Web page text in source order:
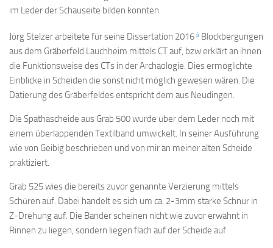
im Leder der Schauseite bilden konnten.
Jörg Stelzer arbeitete für seine Dissertation 2016 4 Blockbergungen
aus dem Gräberfeld Lauchheim mittels CT auf, bzw erklärt an ihnen
die Funktionsweise des CTs in der Archäologie. Dies ermöglichte
Einblicke in Scheiden die sonst nicht möglich gewesen wären. Die
Datierung des Gräberfeldes entspricht dem aus Neudingen.
Die Spathascheide aus Grab 500 wurde über dem Leder noch mit
einem überlappenden Textilband umwickelt. In seiner Ausführung
wie von Geibig beschrieben und von mir an meiner alten Scheide
praktiziert.
Grab 525 wies die bereits zuvor genannte Verzierung mittels
Schüren auf. Dabei handelt es sich um ca. 2-3mm starke Schnur in
Z-Drehung auf. Die Bänder scheinen nicht wie zuvor erwähnt in
Rinnen zu liegen, sondern liegen flach auf der Scheide auf.